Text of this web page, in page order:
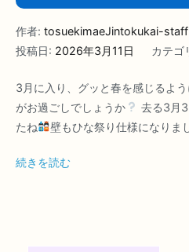
作者: tosuekimaeJintokukai-staff
投稿日: 2026年3月11日 カテゴ
3月に入り、グッと春を感じるよ
がお過ごしでしょうか
去る3月
たね
壁もひな祭り仕様になりま
続きを読む